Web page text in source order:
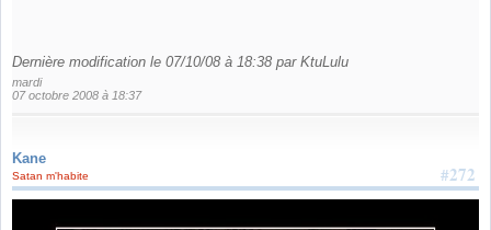
Dernière modification le 07/10/08 à 18:38 par KtuLulu
mardi
07 octobre 2008 à 18:37
Kane
#272
Satan m'habite